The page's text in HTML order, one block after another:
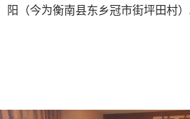
阳（今为衡南县东乡冠市街坪田村